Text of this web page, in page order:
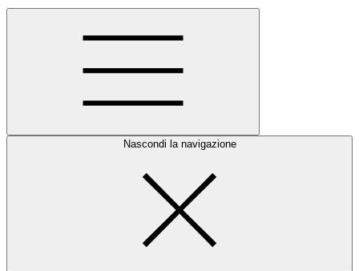
Nascondi la navigazione